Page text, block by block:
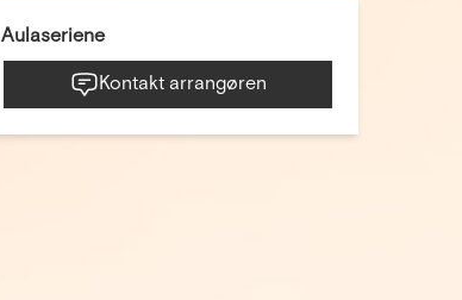
Aulaseriene
Kontakt arrangøren